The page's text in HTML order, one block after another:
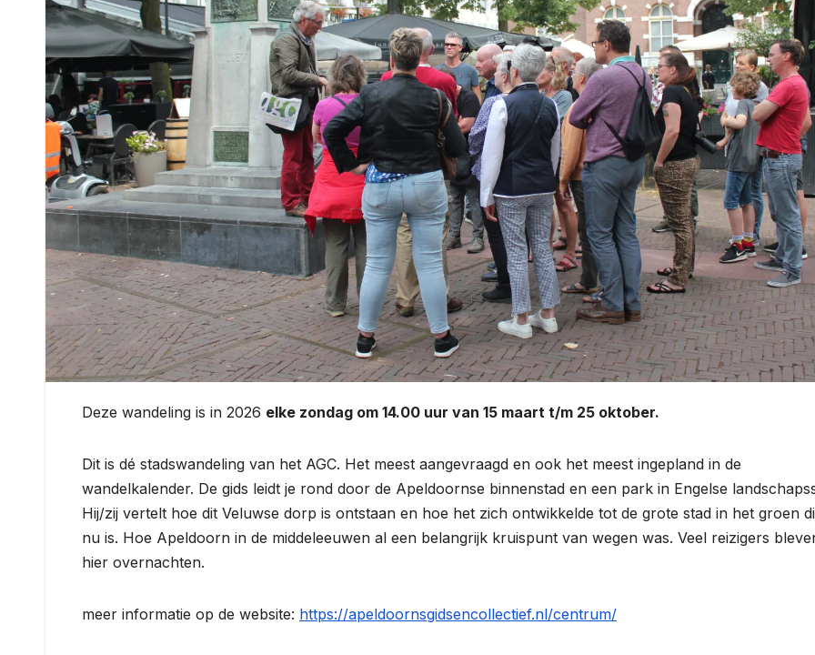
Deze wandeling is in 2026 elke zondag om 14.00 uur van 15 maart t/m 25 oktober.
Dit is dé stadswandeling van het AGC. Het meest aangevraagd en ook het meest ingepland in de
wandelkalender. De gids leidt je rond door de Apeldoornse binnenstad en een park in Engelse
Hij/zij vertelt hoe dit Veluwse dorp is ontstaan en hoe het zich ontwikkelde tot de grote stad in het groen
nu is. Hoe Apeldoorn in de middeleeuwen al een belangrijk kruispunt van wegen was. Veel reizigers
hier overnachten.
meer informatie op de website: https://apeldoornsgidsencollectief.nl/centrum/